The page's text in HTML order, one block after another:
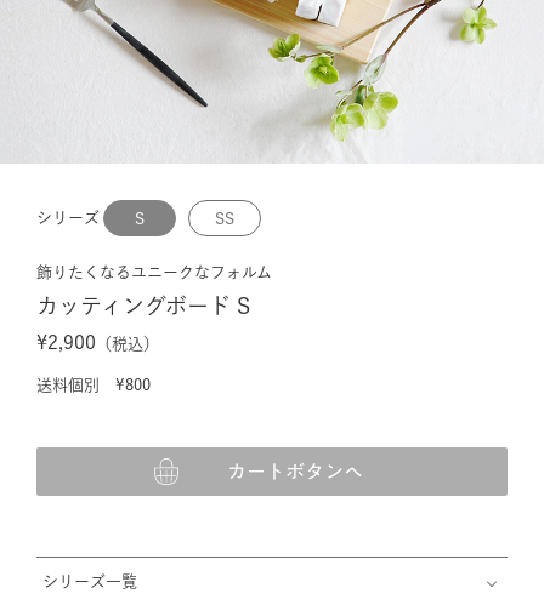
シリーズ S SS
飾りたくなるユニークなフォルム
カッティングボード S
¥2,900 （税込）
送料個別 ¥800
カートボタンへ
シリーズ一覧